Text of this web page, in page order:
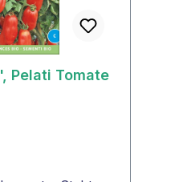
Pelati Tomate